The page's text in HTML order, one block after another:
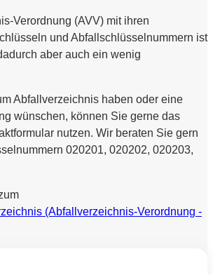
Verordnung (AVV) mit ihren
und Abfallschlüsselnummern ist
aber auch ein wenig
Abfallverzeichnis haben oder eine
wünschen, können Sie gerne das
nutzen. Wir beraten Sie gern
020201, 020202, 020203,
(Abfallverzeichnis-Verordnung -